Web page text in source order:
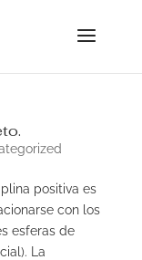
positiva es
con los
esferas de
La